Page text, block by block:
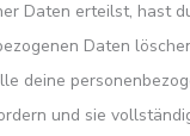
Daten erteilst, hast
Daten
deine
und sie